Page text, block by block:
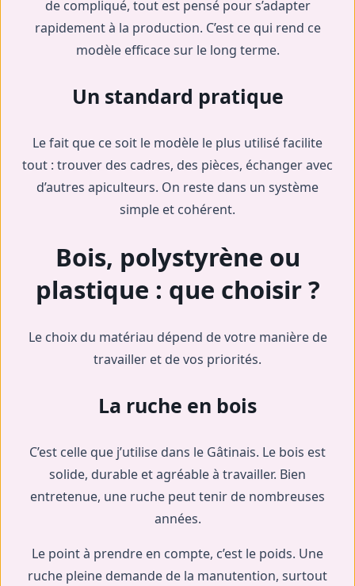
de compliqué, tout est pensé pour s’adapter
rapidement à la production. C’est ce qui rend ce
modèle efficace sur le long terme.
Un standard pratique
Le fait que ce soit le modèle le plus utilisé facilite
tout : trouver des cadres, des pièces, échanger avec
d’autres apiculteurs. On reste dans un système
simple et cohérent.
Bois, polystyrène ou
plastique : que choisir ?
Le choix du matériau dépend de votre manière de
travailler et de vos priorités.
La ruche en bois
C’est celle que j’utilise dans le Gâtinais. Le bois est
solide, durable et agréable à travailler. Bien
entretenue, une ruche peut tenir de nombreuses
années.
Le point à prendre en compte, c’est le poids. Une
ruche pleine demande de la manutention, surtout